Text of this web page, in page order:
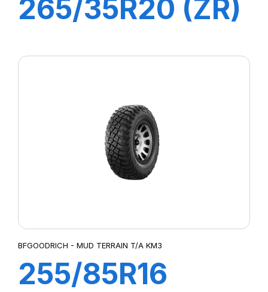
265/35R20 (ZR)
BFGOODRICH - MUD TERRAIN T/A KM3
255/85R16